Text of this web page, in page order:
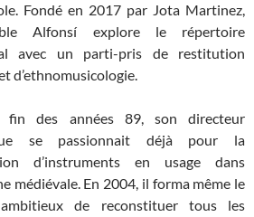
Fondé en 2017 par Jota Martinez,
Alfonsí explore le répertoire
avec un parti-pris de restitution
d’ethnomusicologie.
fin des années 89, son directeur
se passionnait déjà pour la
d’instruments en usage dans
médiévale. En 2004, il forma même le
de reconstituer tous les